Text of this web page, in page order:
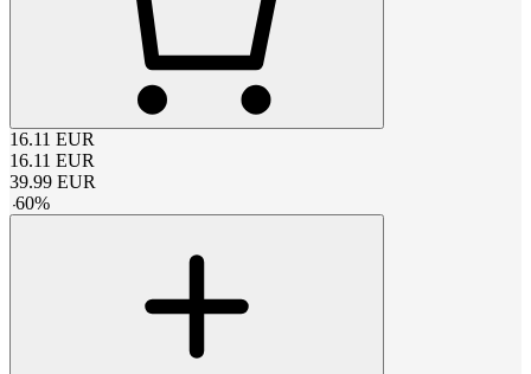
16.11 EUR
16.11 EUR
39.99 EUR
-60%